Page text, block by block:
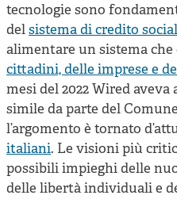
tecnologie sono
delsistema di credito
alimentare un sistema che
cittadini, delle imprese e
mesi del 2022 Wired
simile da parte del
l’argomento è tornato
italiani. Le visioni più
possibili impieghi delle
delle libertà individuali e